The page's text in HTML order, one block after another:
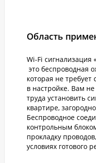
Область
Wi-Fi сигнализация
это беспроводная
которая не
в настройке. Вам
труда установить
квартире,
Беспроводное
контрольным
прокладку
условиях готового